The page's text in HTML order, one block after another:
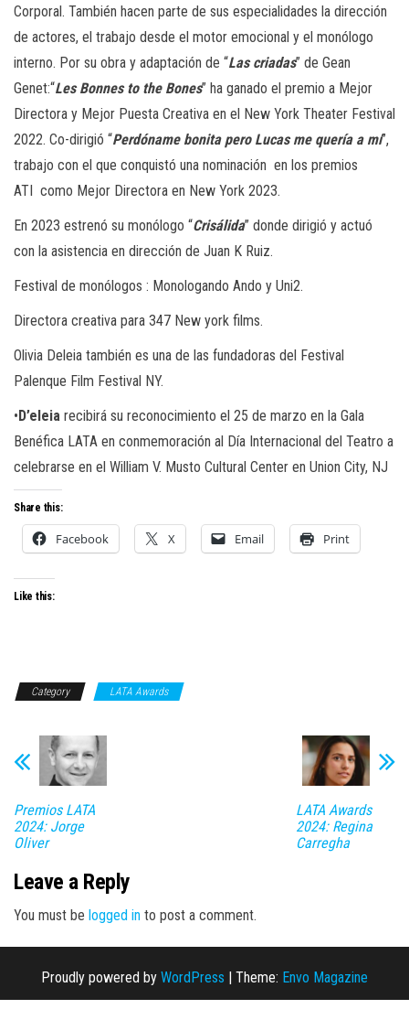
Corporal. También hacen parte de sus especialidades la dirección
de actores, el trabajo desde el motor emocional y el monólogo
interno. Por su obra y adaptación de “Las criadas” de Gean
Genet:“Les Bonnes to the Bones” ha ganado el premio a Mejor
Directora y Mejor Puesta Creativa en el New York Theater Festival
2022. Co-dirigió “Perdóname bonita pero Lucas me quería a mí”,
trabajo con el que conquistó una nominación en los premios
ATI como Mejor Directora en New York 2023.
En 2023 estrenó su monólogo “Crisálida” donde dirigió y actuó
con la asistencia en dirección de Juan K Ruiz.
Festival de monólogos : Monologando Ando y Uni2.
Directora creativa para 347 New york films.
Olivia Deleia también es una de las fundadoras del Festival
Palenque Film Festival NY.
•D’eleia recibirá su reconocimiento el 25 de marzo en la Gala
Benéfica LATA en conmemoración al Día Internacional del Teatro a
celebrarse en el William V. Musto Cultural Center en Union City, NJ
Share this:
Facebook X Email Print
Like this:
Category LATA Awards
Premios LATA
2024: Jorge
Oliver
LATA Awards
2024: Regina
Carregha
Leave a Reply
You must be logged in to post a comment.
Proudly powered by WordPress Theme: Envo Magazine